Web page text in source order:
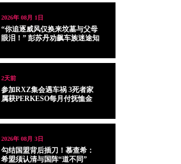
2026年 08月 1日
“你追逐威风仅换来坟墓与父母
眼泪！” 彭苏丹劝飙车族迷途知
2天前
参加RXZ集会遇车祸 3死者家
属获PERKESO每月付抚恤金
2026年 08月 3日
勾结国盟背后插刀！慕查希：
希盟须认清与国阵“道不同”